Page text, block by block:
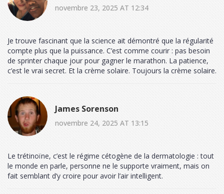
novembre 23, 2025 AT 12:34
Je trouve fascinant que la science ait démontré que la régularité
compte plus que la puissance. C’est comme courir : pas besoin
de sprinter chaque jour pour gagner le marathon. La patience,
c’est le vrai secret. Et la crème solaire. Toujours la crème solaire.
James Sorenson
novembre 24, 2025 AT 13:15
Le trétinoïne, c’est le régime cétogène de la dermatologie : tout
le monde en parle, personne ne le supporte vraiment, mais on
fait semblant d’y croire pour avoir l’air intelligent.